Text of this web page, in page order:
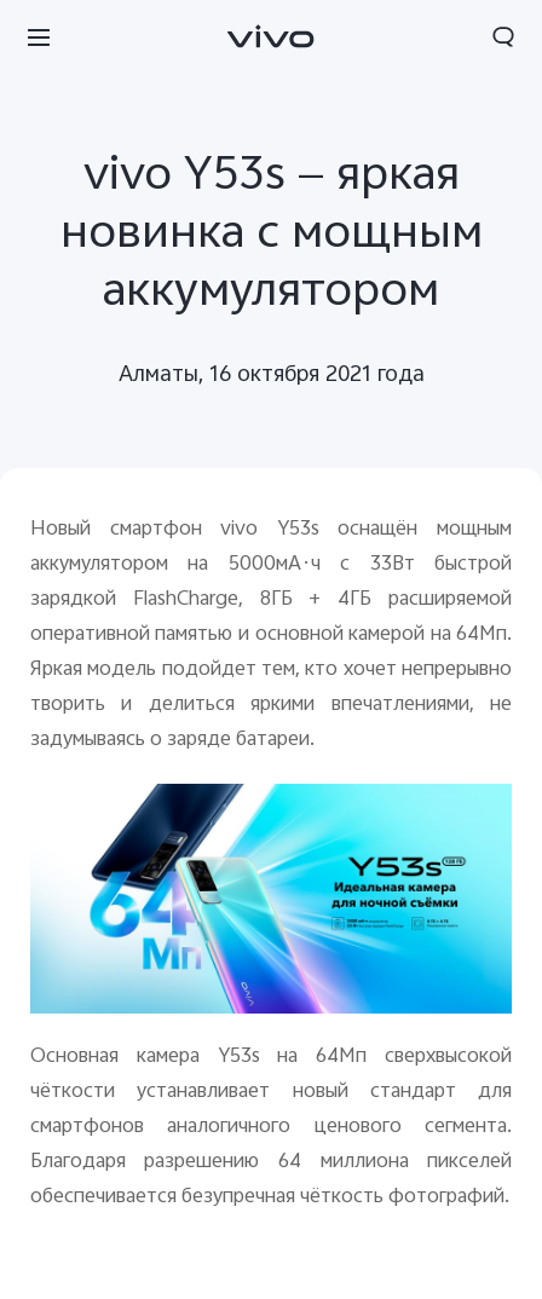
Казахстан | Выберите страну/регион
vivo Y53s — яркая
новинка с мощным
аккумулятором
Алматы, 16 октября 2021 года
Новый смартфон vivo Y53s оснащён мощным
аккумулятором на 5000мА·ч с 33Вт быстрой
зарядкой FlashCharge, 8ГБ + 4ГБ расширяемой
оперативной памятью и основной камерой на 64Мп.
Яркая модель подойдет тем, кто хочет непрерывно
творить и делиться яркими впечатлениями, не
задумываясь о заряде батареи.
Основная камера Y53s на 64Мп сверхвысокой
чёткости устанавливает новый стандарт для
смартфонов аналогичного ценового сегмента.
Благодаря разрешению 64 миллиона пикселей
обеспечивается безупречная чёткость фотографий.